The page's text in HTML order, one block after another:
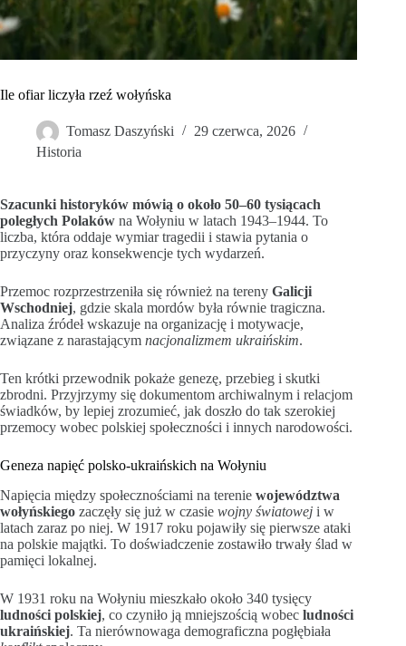
Ile ofiar liczyła rzeź wołyńska
Tomasz Daszyński
29 czerwca, 2026
Historia
Szacunki historyków mówią o około 50–60 tysiącach
poległych Polaków na Wołyniu w latach 1943–1944. To
liczba, która oddaje wymiar tragedii i stawia pytania o
przyczyny oraz konsekwencje tych wydarzeń.
Przemoc rozprzestrzeniła się również na tereny Galicji
Wschodniej, gdzie skala mordów była równie tragiczna.
Analiza źródeł wskazuje na organizację i motywacje,
związane z narastającym nacjonalizmem ukraińskim.
Ten krótki przewodnik pokaże genezę, przebieg i skutki
zbrodni. Przyjrzymy się dokumentom archiwalnym i relacjom
świadków, by lepiej zrozumieć, jak doszło do tak szerokiej
przemocy wobec polskiej społeczności i innych narodowości.
Geneza napięć polsko-ukraińskich na Wołyniu
Napięcia między społecznościami na terenie województwa
wołyńskiego zaczęły się już w czasie wojny światowej i w
latach zaraz po niej. W 1917 roku pojawiły się pierwsze ataki
na polskie majątki. To doświadczenie zostawiło trwały ślad w
pamięci lokalnej.
W 1931 roku na Wołyniu mieszkało około 340 tysięcy
ludności polskiej, co czyniło ją mniejszością wobec ludności
ukraińskiej. Ta nierównowaga demograficzna pogłębiała